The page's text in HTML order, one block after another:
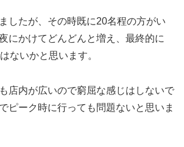
したが、その時既に20名程の方がい
にかけてどんどんと増え、最終的に
ないかと思います。
店内が広いので窮屈な感じはしないで
ピーク時に行っても問題ないと思いま